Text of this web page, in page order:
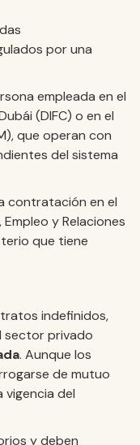
por una
empleada en el
(DIFC) o en el
que operan con
del sistema
contratación en el
y Relaciones
que tiene
indefinidos,
sector privado
. Aunque los
de mutuo
vigencia del
y deben